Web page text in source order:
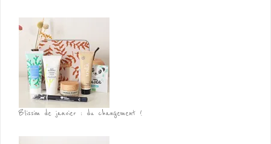
Blissim de janvier : du changement !